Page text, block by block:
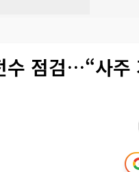
점검…“사주